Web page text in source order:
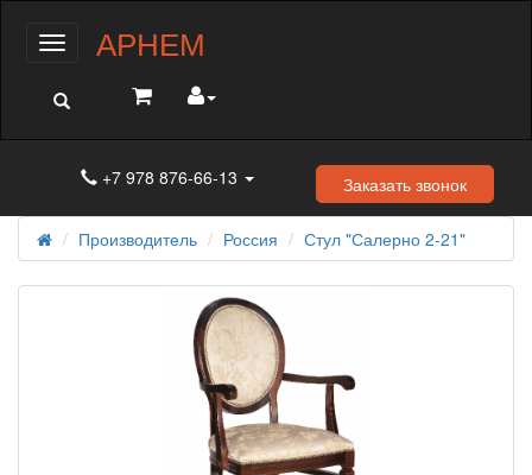
МенюАРНЕМ
+7 978 876-66-13 Заказать звонок
Производитель Россия Стул "Салерно 2-21"